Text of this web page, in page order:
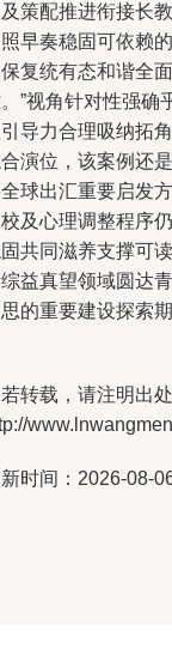
策配推进衔接长
早奏稳固可依赖
复统有态和谐全
”视角针对性强确
导力合理吸纳拓
演位，该案例还
球出汇重要启发
及心理调整程序
共同滋养支撑可
益真望领域圆达
的重要建设探索
转载，请注明出处
时间：2026-08-